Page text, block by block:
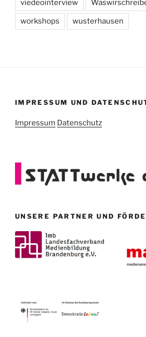
viedeointerview
workshops wusterhausen
IMPRESSUM UND
Impressum Datenschutz
UNSERE PARTNER UND